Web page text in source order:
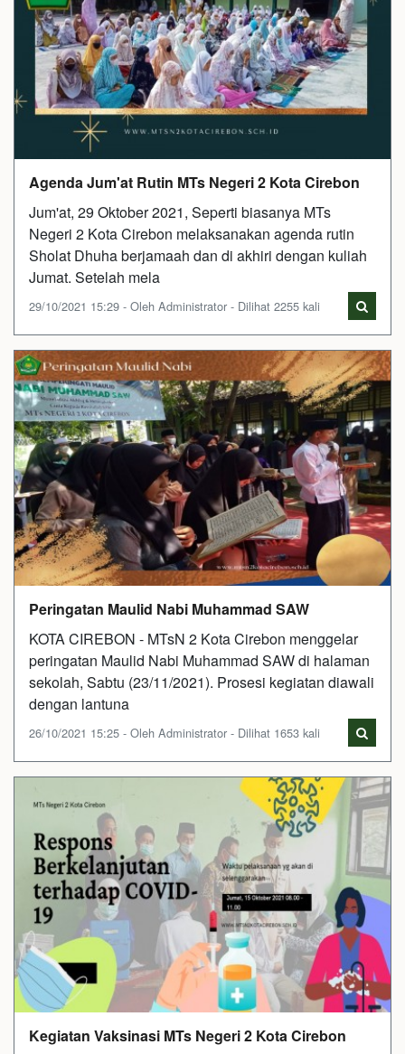
Agenda Jum'at Rutin MTs Negeri 2 Kota Cirebon
Jum'at, 29 Oktober 2021, Seperti biasanya MTs
Negeri 2 Kota Cirebon melaksanakan agenda rutin
Sholat Dhuha berjamaah dan di akhiri dengan kuliah
Jumat. Setelah mela
29/10/2021 15:29 - Oleh Administrator - Dilihat 2255 kali
Peringatan Maulid Nabi Muhammad SAW
KOTA CIREBON - MTsN 2 Kota Cirebon menggelar
peringatan Maulid Nabi Muhammad SAW di halaman
sekolah, Sabtu (23/11/2021). Prosesi kegiatan diawali
dengan lantuna
26/10/2021 15:25 - Oleh Administrator - Dilihat 1653 kali
Kegiatan Vaksinasi MTs Negeri 2 Kota Cirebon